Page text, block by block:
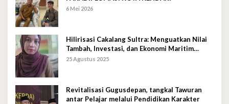
6 Mei 2026
Hilirisasi Cakalang Sultra: Menguatkan Nilai
Tambah, Investasi, dan Ekonomi Maritim
Berkelanjutan
25 Agustus 2025
Revitalisasi Gugusdepan, tangkal Tawuran
antar Pelajar melalui Pendidikan Karakter